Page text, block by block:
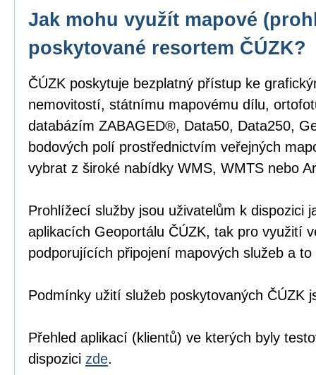
Jak mohu využít mapové
poskytované resortem ČÚZK?
ČÚZK poskytuje bezplatný přístup ke
nemovitostí, státnímu mapovému dílu,
databázím ZABAGED®, Data50, Data250,
bodových polí prostřednictvím veřejných
vybrat z široké nabídky WMS, WMTS nebo
Prohlížecí služby jsou uživatelům k dispozici
aplikacích Geoportálu ČÚZK, tak pro využití
podporujících připojení mapových služeb a
Podmínky užití služeb poskytovaných ČÚZK
Přehled aplikací (klientů) ve kterých byly
dispozici zde.